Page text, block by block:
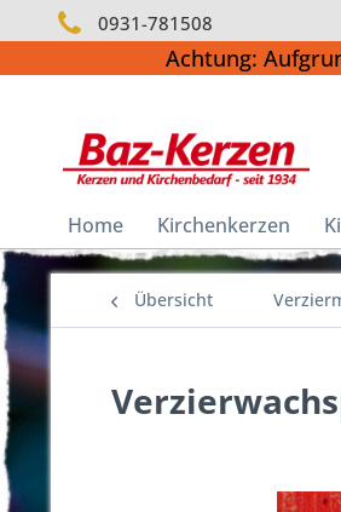
0931-781508
Achtung:
Home Kirchenkerzen
Übersicht